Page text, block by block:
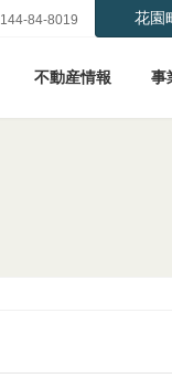
84-8019 花園
不動産情報 事